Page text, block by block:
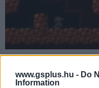
www.gsplus.hu - Do
Information
Így készült a
Nintendo-ra fejleszteni
| 2016.01.04 11:40